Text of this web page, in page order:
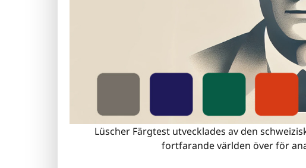
Lüscher Färgtest utvecklades av den
fortfarande världen över för